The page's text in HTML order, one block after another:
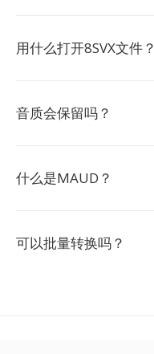
用什么打开8SVX文件？
音质会保留吗？
什么是MAUD？
可以批量转换吗？